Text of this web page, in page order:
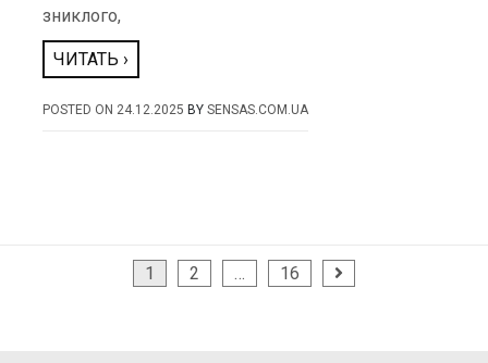
зниклого,
ЧИТАТЬ ›
POSTED ON 24.12.2025 BYSENSAS.COM.UA
Пагинация1 2 … 16